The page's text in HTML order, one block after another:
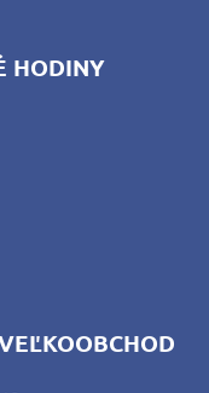
HODINY